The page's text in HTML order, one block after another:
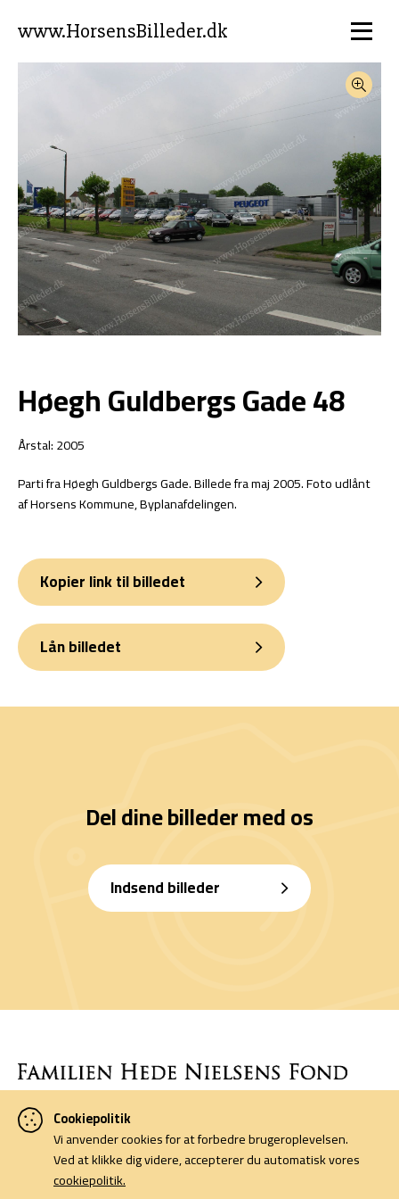
www.HorsensBilleder.dk
Høegh Guldbergs Gade 48
Årstal: 2005
Parti fra Høegh Guldbergs Gade. Billede fra maj 2005. Foto udlånt
af Horsens Kommune, Byplanafdelingen.
Kopier link til billedet
Lån billedet
Del dine billeder med os
Indsend billeder
Denne side er finansieret af Familien Hede Nielsens Fond og drives
af foreningen Horsens Billeders Venner.
Cookiepolitik
Cookiepolitik
Vi anvender cookies for at forbedre brugeroplevelsen.
Ved at klikke dig videre, accepterer du automatisk vores
cookiepolitik.